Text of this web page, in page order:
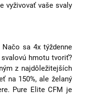
vyživovať vaše svaly
sa 4x týždenne
hmotu tvoriť?
z najdôležitejších
na 150%, ale želaný
Pure Elite CFM je